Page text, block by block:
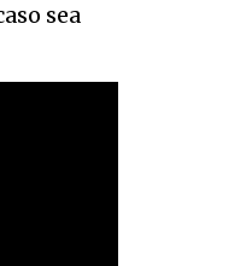
sea